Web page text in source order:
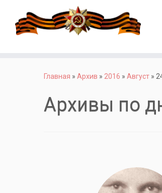
Главная » Архив » 2016 » Август »
Архивы по